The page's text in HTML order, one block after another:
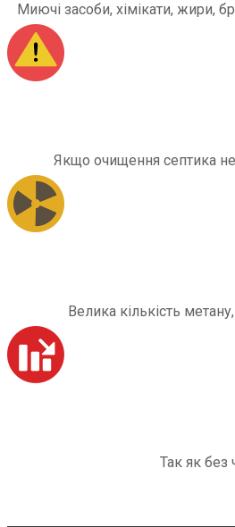
Миючі засоби, хімікати, жири,
Якщо очищення септика не
Велика кількість
Так як без